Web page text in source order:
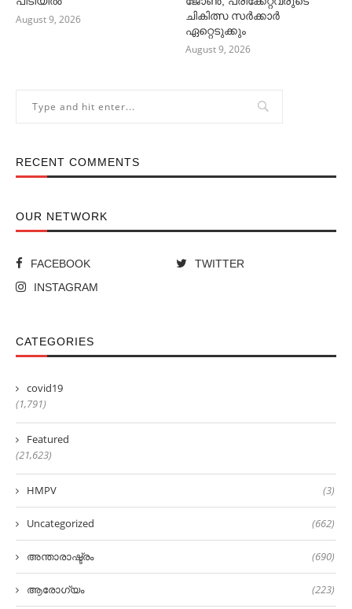
August 9, 2026
ചികിത്സ സര്‍ക്കാര്‍
ഏറ്റെടുക്കും
August 9, 2026
RECENT COMMENTS
OUR NETWORK
FACEBOOK
TWITTER
INSTAGRAM
CATEGORIES
covid19
(1,791)
Featured
(21,623)
HMPV (3)
Uncategorized (662)
അന്താരാഷ്ട്രം (690)
ആരോഗ്യം (223)